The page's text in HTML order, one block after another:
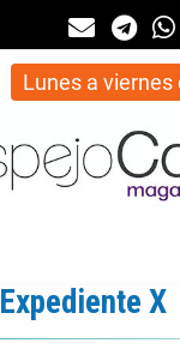
Lunes a viernes
Expediente X